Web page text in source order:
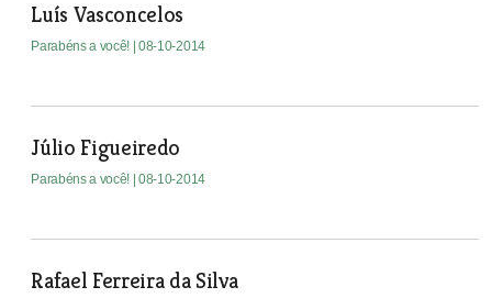
Luís Vasconcelos
Parabéns a você! | 08-10-2014
Júlio Figueiredo
Parabéns a você! | 08-10-2014
Rafael Ferreira da Silva